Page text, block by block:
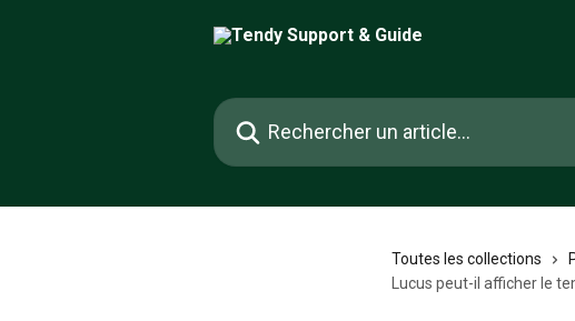
Rechercher un article...
Toutes les collections
Lucus peut-il afficher le